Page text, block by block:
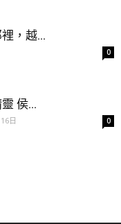
，越...
0
侯...
日 0